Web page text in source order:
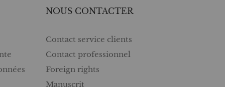
NOUS CONTACTER
Contact service clients
Contact professionnel
Foreign rights
Manuscrit